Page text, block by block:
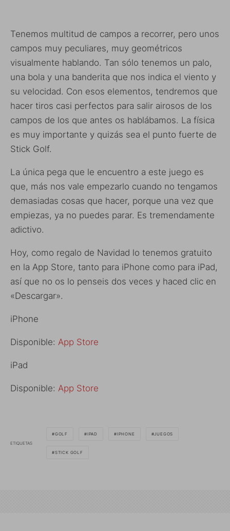
Tenemos multitud de campos a recorrer, pero unos
campos muy peculiares, muy geométricos
visualmente hablando. Tan sólo tenemos un palo,
una bola y una banderita que nos indica el viento y
su velocidad. Con esos elementos, tendremos que
hacer tiros casi perfectos para salir airosos de los
campos de los que antes os hablábamos. La física
es muy importante y quizás sea el punto fuerte de
Stick Golf.
La única pega que le encuentro a este juego es
que, más nos vale empezarlo cuando no tengamos
demasiadas cosas que hacer, porque una vez que
empiezas, ya no puedes parar. Es tremendamente
adictivo.
Hoy, como regalo de Navidad lo tenemos gratuito
en la App Store, tanto para iPhone como para iPad,
así que no os lo penseis dos veces y haced clic en
«Descargar».
iPhone
Disponible: App Store
iPad
Disponible: App Store
ETIQUETAS
GOLF IPAD IPHONE JUEGOS
STICK GOLF